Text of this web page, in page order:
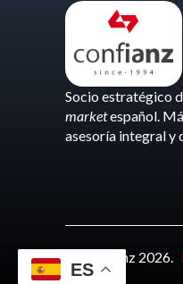
Socio estratégico
marketespañol.
asesoría integral y
© Confianz 2026.
ES